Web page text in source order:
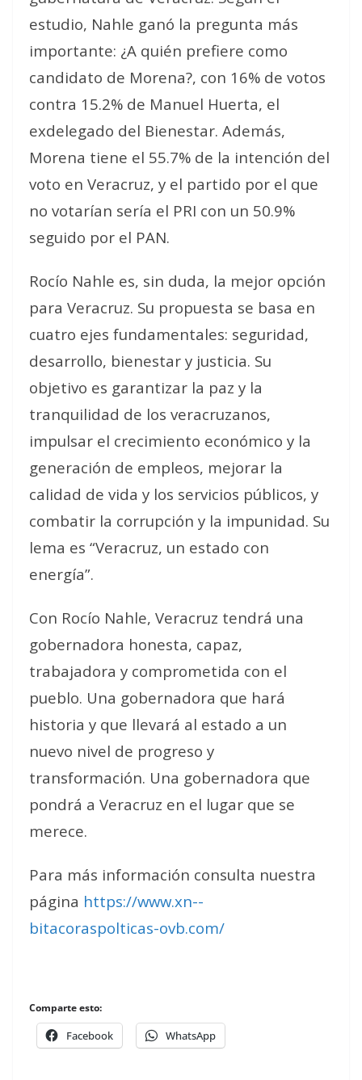
estudio, Nahle ganó la pregunta más
importante: ¿A quién prefiere como
candidato de Morena?, con 16% de votos
contra 15.2% de Manuel Huerta, el
exdelegado del Bienestar. Además,
Morena tiene el 55.7% de la intención del
voto en Veracruz, y el partido por el que
no votarían sería el PRI con un 50.9%
seguido por el PAN.
Rocío Nahle es, sin duda, la mejor opción
para Veracruz. Su propuesta se basa en
cuatro ejes fundamentales: seguridad,
desarrollo, bienestar y justicia. Su
objetivo es garantizar la paz y la
tranquilidad de los veracruzanos,
impulsar el crecimiento económico y la
generación de empleos, mejorar la
calidad de vida y los servicios públicos, y
combatir la corrupción y la impunidad. Su
lema es “Veracruz, un estado con
energía”.
Con Rocío Nahle, Veracruz tendrá una
gobernadora honesta, capaz,
trabajadora y comprometida con el
pueblo. Una gobernadora que hará
historia y que llevará al estado a un
nuevo nivel de progreso y
transformación. Una gobernadora que
pondrá a Veracruz en el lugar que se
merece.
Para más información consulta nuestra
página https://www.xn--
bitacoraspolticas-ovb.com/
Comparte esto:
Facebook WhatsApp